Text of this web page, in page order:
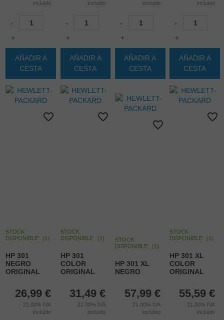
incluido
-
+
AÑADIR A
CESTA
incluido
-
+
AÑADIR A
CESTA
incluido
-
+
AÑADIR A
CESTA
incluido
-
+
AÑADIR A
CESTA
STOCK
DISPONIBLE: (1)
HP 301
NEGRO
ORIGINAL
26,99 €
21.00% IVA
incluido
STOCK
DISPONIBLE:
(1)
HP 301
COLOR
ORIGINAL
31,49 €
21.00% IVA
incluido
STOCK
DISPONIBLE: (1)
HP 301 XL
NEGRO
57,99 €
21.00% IVA
incluido
STOCK
DISPONIBLE: (1)
HP 301 XL
COLOR
ORIGINAL
55,59 €
21.00% IVA
incluido